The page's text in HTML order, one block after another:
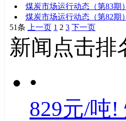
煤炭市场运行动态（第83期）
煤炭市场运行动态（第82期）
51条
上一页 1 2 3 下一页
新闻点击排
•
829元/吨